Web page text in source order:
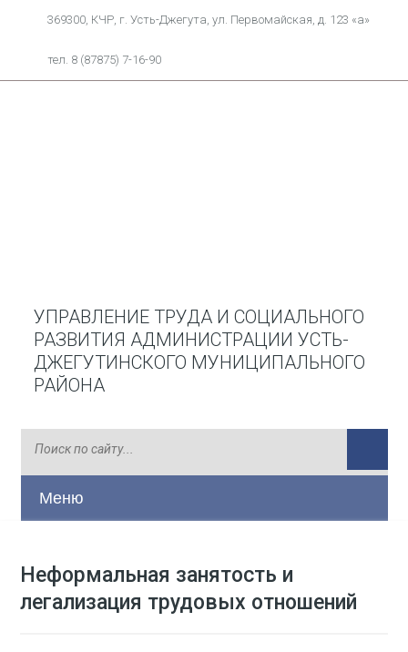
369300, КЧР, г. Усть-Джегута, ул. Первомайская, д. 123 «а»
тел. 8 (87875) 7-16-90
УПРАВЛЕНИЕ ТРУДА И СОЦИАЛЬНОГО
РАЗВИТИЯ АДМИНИСТРАЦИИ УСТЬ-
ДЖЕГУТИНСКОГО МУНИЦИПАЛЬНОГО
РАЙОНА
Меню
Неформальная занятость и
легализация трудовых отношений